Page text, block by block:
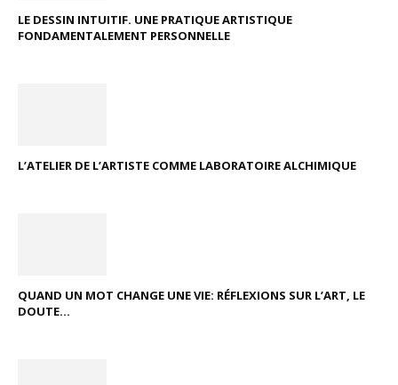
LE DESSIN INTUITIF. UNE PRATIQUE ARTISTIQUE
FONDAMENTALEMENT PERSONNELLE
L’ATELIER DE L’ARTISTE COMME LABORATOIRE ALCHIMIQUE
QUAND UN MOT CHANGE UNE VIE: RÉFLEXIONS SUR L’ART, LE
DOUTE...